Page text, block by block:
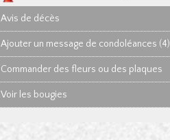
Avis de décès
Ajouter un message de condoléances (4)
Commander des fleurs ou des plaques
Voir les bougies